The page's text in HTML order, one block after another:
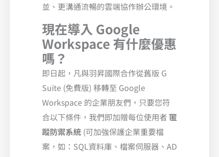
並、更溝通流暢的雲端協作辦公環境。
現在導入 Google
Workspace 有什麼優惠
嗎？
即日起，凡與羽昇國際合作從舊版 G
Suite (免費版) 移轉至 Google
Workspace 的企業朋友們，只要您符
合以下條件，我們即加贈每位使用者 匿
蹤防禦系統 (可加強保護企業重要檔
案，如：SQL資料庫、檔案伺服器、AD